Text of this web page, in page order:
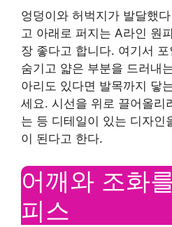
엉덩이와 허벅지가 발달했
고 아래로 퍼지는 A라인 원
장 좋다고 합니다. 여기서
숨기고 얇은 부분을 드러내
아리도 있다면 발목까지 닿
세요. 시선을 위로 끌어올리
는 등 디테일이 있는 디자인
이 된다고 한다.
어깨와 조화
피스